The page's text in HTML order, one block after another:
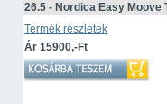
26.5 - Nordica Easy Moove
Termék részletek
Ár 15900,-Ft